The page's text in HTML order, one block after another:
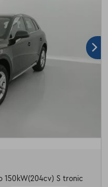
150kW(204cv) S tronic